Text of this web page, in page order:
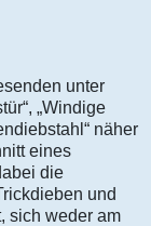
unter
„Windige
näher
eines
die
und
sich weder am